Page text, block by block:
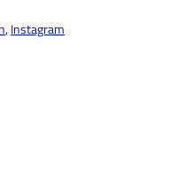
,Instagram